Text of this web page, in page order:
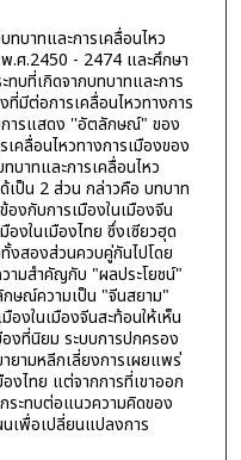
บาทและการเคลื่อนไหว
พ.ศ.2450 - 2474 และศึกษา
บที่เกิดจากบทบาทและการ
ที่มีต่อการเคลื่อนไหวทางการ
การแสดง ''อัตลักษณ์" ของ
คลื่อนไหวทางการเมืองของ
บาทและการเคลื่อนไหว
เป็น 2 ส่วน กล่าวคือ บทบาท
องกับการเมืองในเมืองจีน
องในเมืองไทย ซึ่งเซียวฮุด
งสองส่วนควบคู่กันไปโดย
วามสำคัญกับ "ผลประโยชน์"
ษณ์ความเป็น "จีนสยาม"
งในเมืองจีนสะท้อนให้เห็น
งที่นิยม ระบบการปกครอง
ยามหลีกเลี่ยงการเผยแพร่
งไทย แต่จากการที่เขาออก
ระทบต่อแนวความคิดของ
เพื่อเปลี่ยนแปลงการ